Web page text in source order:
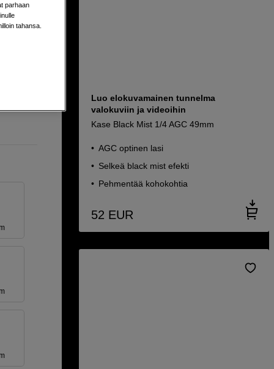
Luo elokuvamainen tunnelma
valokuviin ja videoihin
Kase Black Mist 1/4 AGC 49mm
AGC optinen lasi
Selkeä black mist efekti
Pehmentää kohokohtia
52 EUR
parhaan
tahansa.